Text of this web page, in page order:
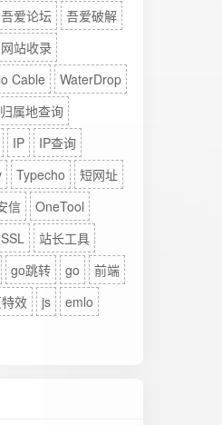
吾爱论坛
吾爱破解
网站收录
Cable
WaterDrop
属地查询
IP
IP查询
Typecho
短网址
信
OneTool
SSL
站长工具
go跳转 go
前端
效 js
emlo